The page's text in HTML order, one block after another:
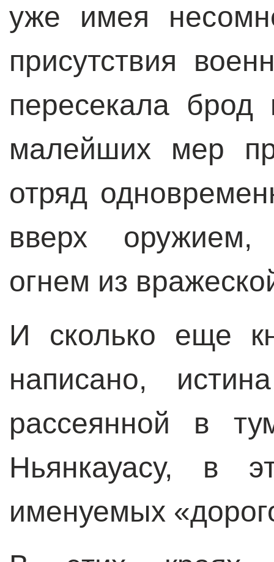
уже имея
присутствия
пересекала
малейших мер
отряд
вверх
огнем из
И сколько еще
написано,
рассеянной в
Ньянкауасу, в
именуемых